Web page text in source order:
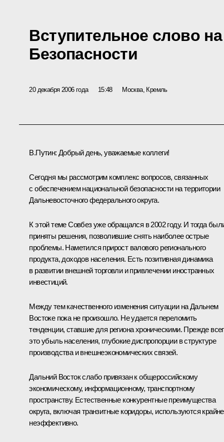
Вступительное слово
Безопасности
20 декабря 2006 года 15:48 Москва, Кремль
В.Путин: Добрый день, уважаемые коллеги!
Сегодня мы рассмотрим комплекс вопросов, связанных
с обеспечением национальной безопасности на территории
Дальневосточного федерального округа.
К этой теме Совбез уже обращался в 2002 году. И тогда
приняты решения, позволившие снять наиболее острые
проблемы. Наметился прирост валового регионального
продукта, доходов населения. Есть позитивная динамика
в развитии внешней торговли и привлечении иностранных
инвестиций.
Между тем качественного изменения ситуации на Дальнем
Востоке пока не произошло. Не удается переломить
тенденции, ставшие для региона хроническими. Прежде
это убыль населения, глубокие диспропорции в структуре
производства и внешнеэкономических связей.
Дальний Восток слабо привязан к общероссийскому
экономическому, информационному, транспортному
пространству. Естественные конкурентные преимущества
округа, включая транзитные коридоры, используются крайне
неэффективно.